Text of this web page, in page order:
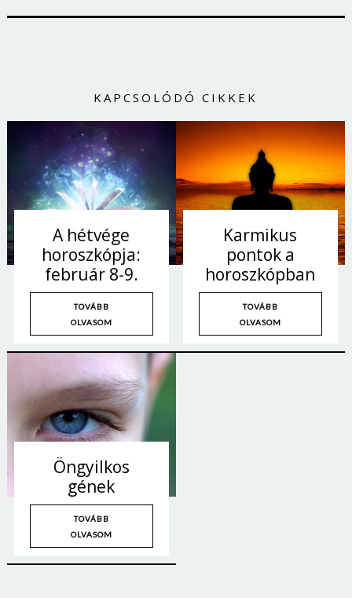
KAPCSOLÓDÓ CIKKEK
A hétvége
horoszkópja:
február 8-9.
TOVÁBB
OLVASOM
Karmikus
pontok a
horoszkópban
TOVÁBB
OLVASOM
Öngyilkos
gének
TOVÁBB
OLVASOM
Borsonline bejelentkezés
E-mail cím vagy felhasználónév